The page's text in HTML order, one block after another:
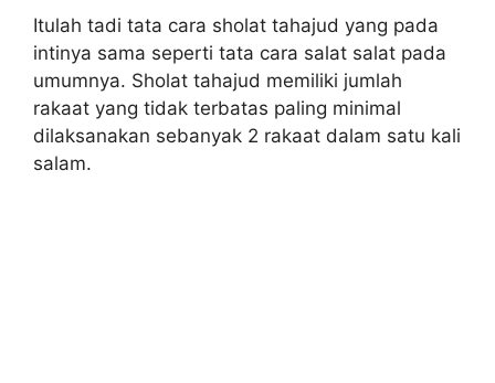
Itulah tadi tata cara sholat tahajud yang pada
intinya sama seperti tata cara salat salat pada
umumnya. Sholat tahajud memiliki jumlah
rakaat yang tidak terbatas paling minimal
dilaksanakan sebanyak 2 rakaat dalam satu kali
salam.